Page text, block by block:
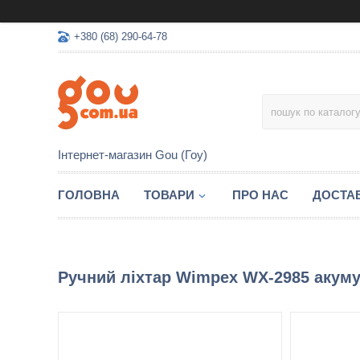
+380 (68) 290-64-78
Інтернет-магазин Gou (Гоу)
ГОЛОВНА ТОВАРИ ПРО НАС
Ручний ліхтар Wimpex WX-2985